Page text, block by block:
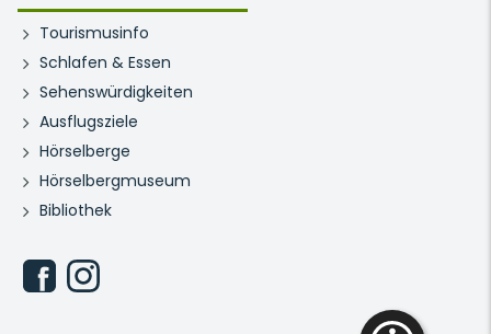
Tourismusinfo
Schlafen & Essen
Sehenswürdigkeiten
Ausflugsziele
Hörselberge
Hörselbergmuseum
Bibliothek